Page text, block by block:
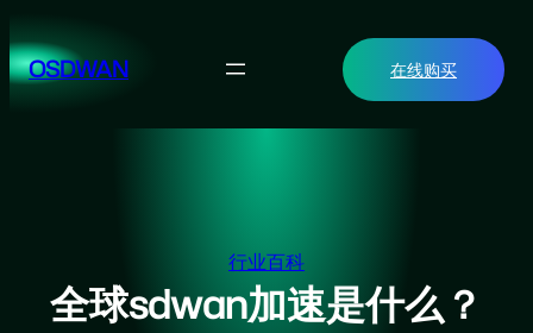
至
内OSDWAN 在线购买
行业百科
全球sdwan加速是什么？